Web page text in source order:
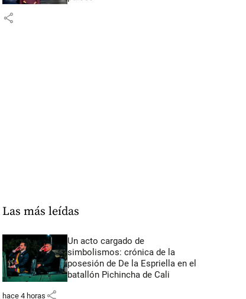
share
Las más leídas
Un acto cargado de
simbolismos: crónica de la
posesión de De la Espriella en el
batallón Pichincha de Cali
hace 4 horas share